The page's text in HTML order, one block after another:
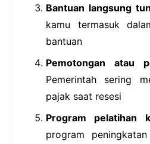
Bantuan langsung
kamu termasuk
bantuan
Pemotongan atau
Pemerintah sering
pajak saat resesi
Program pelatihan
program